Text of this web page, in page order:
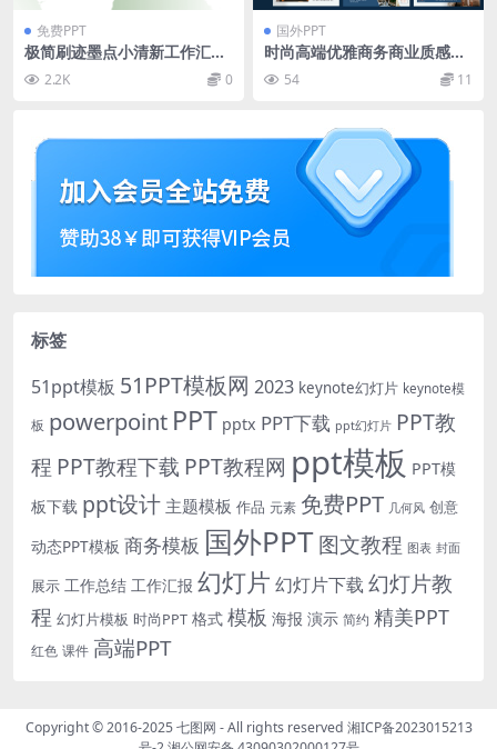
免费PPT
极简刷迹墨点小清新工作汇报
商务ppt模板
2.2K 0
国外PPT
时尚高端优雅商务商业质感的
高品质Google Slides谷歌幻
灯片演示模板（pptx）
54 11
标签
51ppt模板 51PPT模板网 2023 keynote幻灯片 keynote模
板 powerpoint PPT pptx PPT下载 ppt幻灯片 PPT教
程 PPT教程下载 PPT教程网 ppt模板 PPT模
板下载 ppt设计 主题模板 作品 元素 免费PPT 几何风 创意
动态PPT模板 商务模板 国外PPT图文教程 图表 封面
展示 工作总结 工作汇报 幻灯片 幻灯片下载 幻灯片教
程 幻灯片模板 时尚PPT 格式 模板 海报 演示 简约 精美PPT
红色 课件 高端PPT
Copyright © 2016-2025七图网 - All rights reserved 湘ICP备2023015213